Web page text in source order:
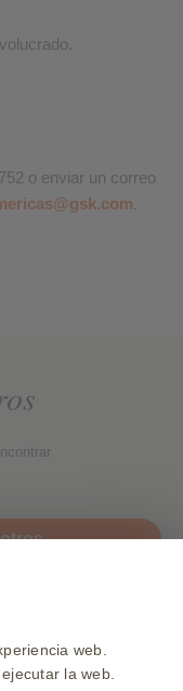
o enviar un correo
web.
la web.